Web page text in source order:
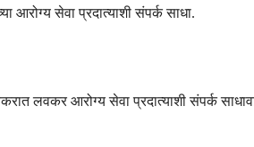
सेवा प्रदात्याशी संपर्क साधा.
लवकर आरोग्य सेवा प्रदात्याशी संपर्क